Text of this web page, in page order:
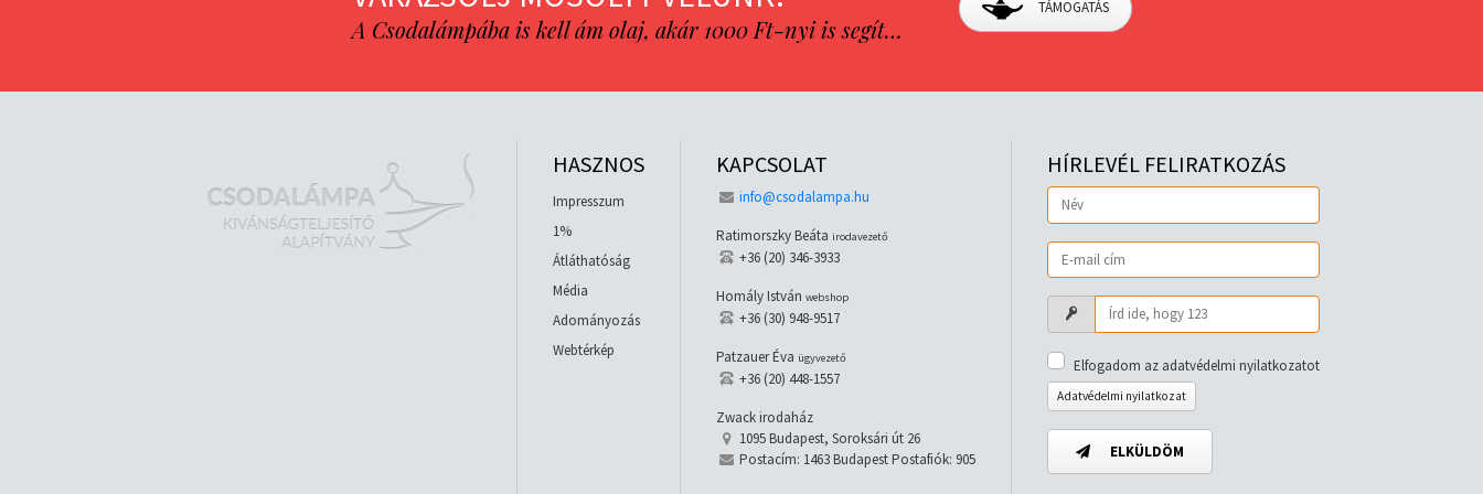
A Csodalámpába is kell ám olaj, akár 1000 Ft-nyi is segít…
TÁMOGATÁS
HASZNOS
Impresszum
1%
Átláthatóság
Média
Adományozás
Webtérkép
KAPCSOLAT
info@csodalampa.hu
Ratimorszky Beáta irodavezető
+36 (20) 346-3933
Homály István webshop
+36 (30) 948-9517
Patzauer Éva ügyvezető
+36 (20) 448-1557
Zwack irodaház
1095 Budapest, Soroksári út 26
Postacím: 1463 Budapest Postafiók: 905
HÍRLEVÉL FELIRATKOZÁS
Elfogadom az adatvédelmi nyilatkozatot
Adatvédelmi nyilatkozat
ELKÜLDÖM